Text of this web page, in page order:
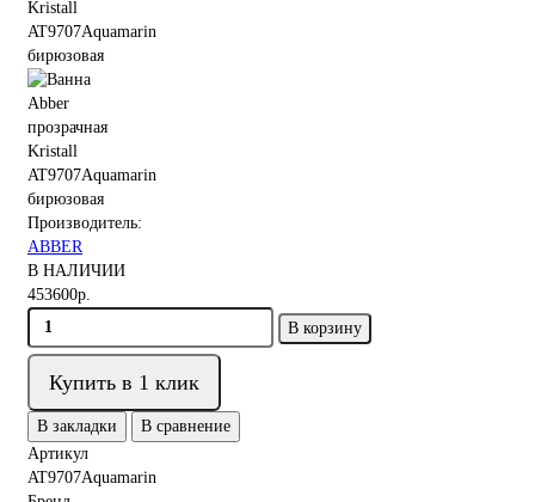
Производитель:
ABBER
В НАЛИЧИИ
453600р.
В корзину
Купить в 1 клик
В закладки
В сравнение
Артикул
AT9707Aquamarin